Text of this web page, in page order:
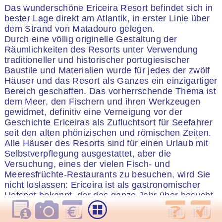
Das wunderschöne Ericeira Resort befindet sich in
bester Lage direkt am Atlantik, in erster Linie über
dem Strand von Matadouro gelegen.
Durch eine völlig originelle Gestaltung der
Räumlichkeiten des Resorts unter Verwendung
traditioneller und historischer portugiesischer
Baustile und Materialien wurde für jedes der zwölf
Häuser und das Resort als Ganzes ein einzigartiger
Bereich geschaffen. Das vorherrschende Thema ist
dem Meer, den Fischern und ihren Werkzeugen
gewidmet, definitiv eine Verneigung vor der
Geschichte Ericeiras als Zufluchtsort für Seefahrer
seit den alten phönizischen und römischen Zeiten.
Alle Häuser des Resorts sind für einen Urlaub mit
Selbstverpflegung ausgestattet, aber die
Versuchung, eines der vielen Fisch- und
Meeresfrüchte-Restaurants zu besuchen, wird Sie
nicht loslassen: Ericeira ist als gastronomischer
Hotspot bekannt, der das ganze Jahr über besucht
wird und von den Einwohnern Lissabons sehr
geschätzt wird, die gerne an die Küste fahren, um